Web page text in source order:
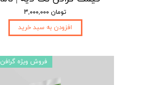
۳,۰۰۰,۰۰۰ تومان
افزودن به سبد خرید
فروش ویژه